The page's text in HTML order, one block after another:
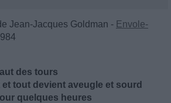
Jean-Jacques Goldman - Envole-
des tours
tout devient aveugle et sourd
quelques heures